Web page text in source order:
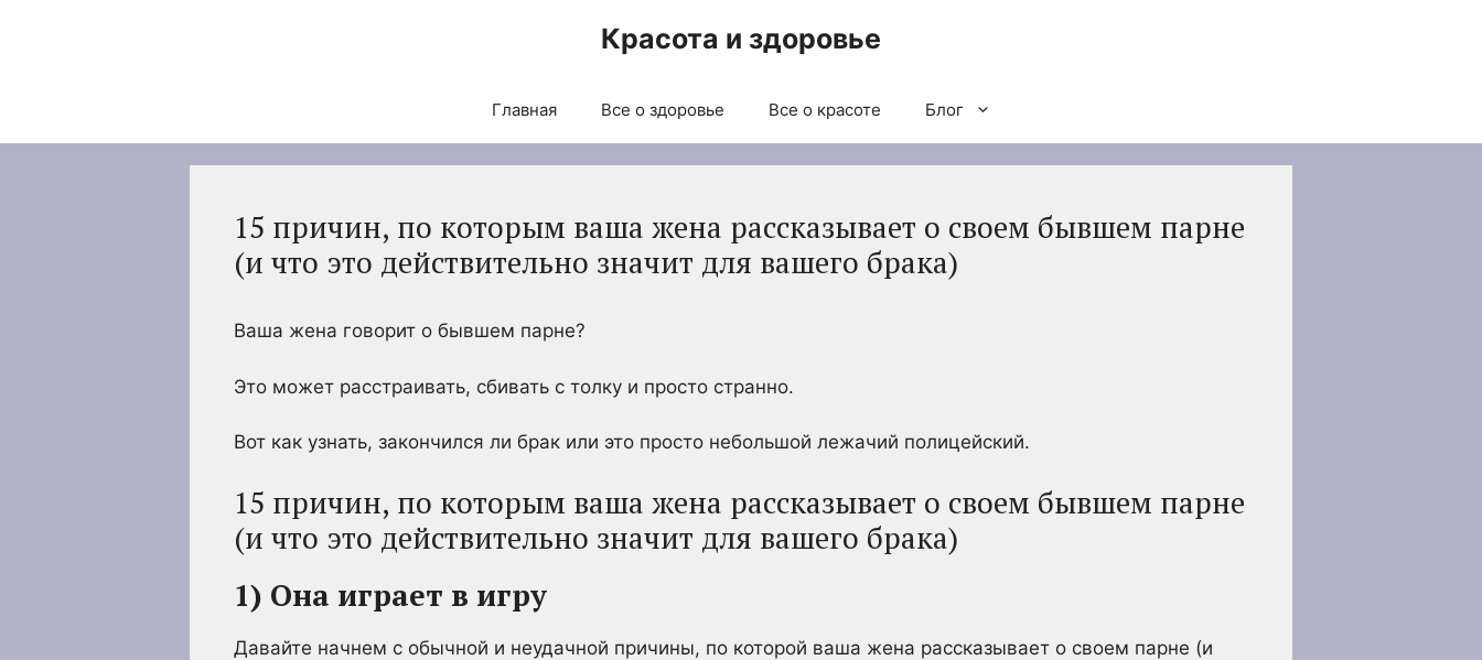
Красота и здоровье
Главная Все о здоровье Все о красоте Блог
15 причин, по которым ваша жена рассказывает о своем бывшем парне
(и что это действительно значит для вашего брака)
Ваша жена говорит о бывшем парне?
Это может расстраивать, сбивать с толку и просто странно.
Вот как узнать, закончился ли брак или это просто небольшой лежачий полицейский.
15 причин, по которым ваша жена рассказывает о своем бывшем парне
(и что это действительно значит для вашего брака)
1) Она играет в игру
Давайте начнем с обычной и неудачной причины, по которой ваша жена рассказывает о своем парне (и